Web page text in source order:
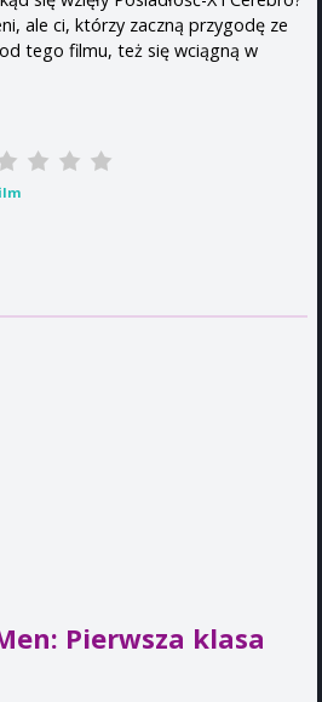
ale ci, którzy zaczną przygodę ze
tego filmu, też się wciągną w
Pierwsza klasa